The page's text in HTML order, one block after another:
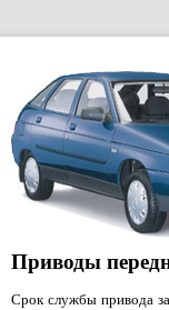
Приводы
Срок службы привода